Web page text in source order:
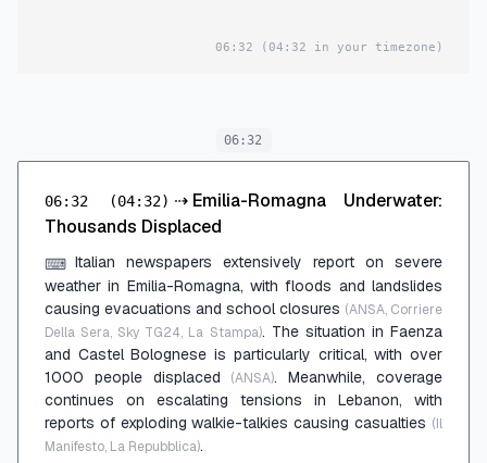
06:32 (04:32 in your timezone)
06:32
06:32 (04:32) ⇢ Emilia-Romagna Underwater:
Thousands Displaced
⌨ Italian newspapers extensively report on severe
weather in Emilia-Romagna, with floods and landslides
causing evacuations and school closures (ANSA, Corriere
Della Sera, Sky TG24, La Stampa). The situation in Faenza
and Castel Bolognese is particularly critical, with over
1000 people displaced (ANSA). Meanwhile, coverage
continues on escalating tensions in Lebanon, with
reports of exploding walkie-talkies causing casualties (Il
Manifesto, La Repubblica).